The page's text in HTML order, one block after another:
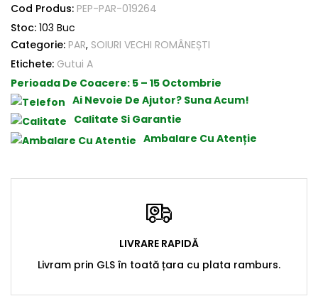
Cod Produs: PEP-PAR-019264
Stoc: 103 Buc
Categorie: PAR, SOIURI VECHI ROMÂNEȘTI
Etichete: Gutui A
Perioada De Coacere: 5 – 15 Octombrie
Ai Nevoie De Ajutor? Suna Acum!
Calitate Si Garantie
Ambalare Cu Atenție
LIVRARE RAPIDĂ
Livram prin GLS în toată țara cu plata ramburs.